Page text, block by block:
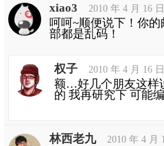
xiao3 2010 年 4 月 16
呵呵~顺便说下！你
部都是乱码！
权子 2010 年 4 月 16
额…好几个朋友这样
的 我再研究下 可能
林西老九 2010 年 4 月